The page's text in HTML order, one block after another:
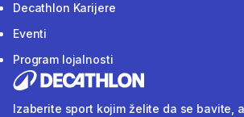
Decathlon Karijere
Eventi
Program lojalnosti
Izaberite sport kojim želite da se bavite,